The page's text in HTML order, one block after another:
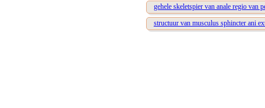
gehele skeletspier van anale regio van
structuur van musculus sphincter ani